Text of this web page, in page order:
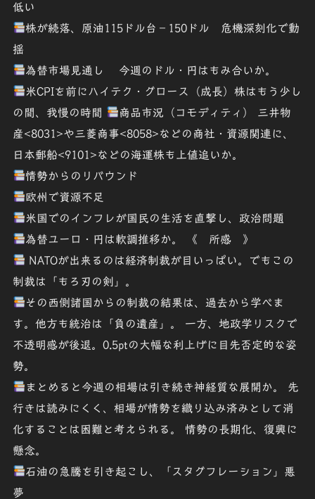
低い
株が続落、原油115ドル台－150ドル 危機深刻化で動
揺
為替市場見通し 今週のドル・円はもみ合いか。
米CPIを前にハイテク・グロース（成長）株はもう少し
の間、我慢の時間
商品市況（コモディティ） 三井物
産<8031>や三菱商事<8058>などの商社・資源関連に、
日本郵船<9101>などの海運株も上値追いか。
情勢からのリバウンド
欧州で資源不足
米国でのインフレが国民の生活を直撃し、政治問題
為替ユーロ・円は軟調推移か。 《 所感 》
NATOが出来るのは経済制裁が目いっぱい。でもこの
制裁は「もろ刃の剣」。
その西側諸国からの制裁の結果は、過去から学べま
す。他方も統治は「負の遺産」。 一方、地政学リスクで
不透明感が後退。0.5ptの大幅な利上げに目先否定的な姿
勢。
まとめると今週の相場は引き続き神経質な展開か。 先
行きは読みにくく、相場が情勢を織り込み済みとして消
化することは困難と考えられる。 情勢の長期化、復興に
懸念。
石油の急騰を引き起こし、「スタグフレーション」悪
夢